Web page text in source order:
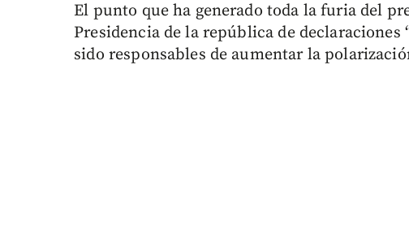
El punto que ha generado toda la furia del
Presidencia de la república de declaraciones
sido responsables de aumentar la